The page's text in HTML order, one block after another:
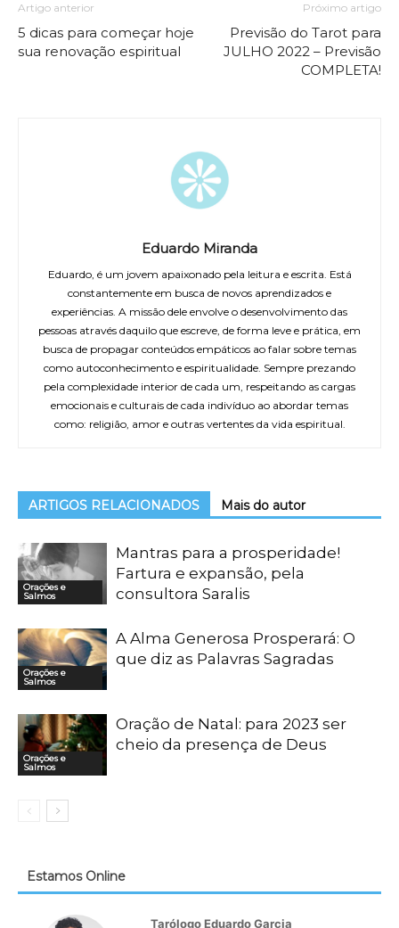
Artigo anterior
5 dicas para começar hoje
sua renovação espiritual
Próximo artigo
Previsão do Tarot para
JULHO 2022 – Previsão
COMPLETA!
Eduardo Miranda
Eduardo, é um jovem apaixonado pela leitura e escrita. Está
constantemente em busca de novos aprendizados e
experiências. A missão dele envolve o desenvolvimento das
pessoas através daquilo que escreve, de forma leve e prática, em
busca de propagar conteúdos empáticos ao falar sobre temas
como autoconhecimento e espiritualidade. Sempre prezando
pela complexidade interior de cada um, respeitando as cargas
emocionais e culturais de cada indivíduo ao abordar temas
como: religião, amor e outras vertentes da vida espiritual.
ARTIGOS RELACIONADOS Mais do autor
Orações e
Salmos
Mantras para a prosperidade!
Fartura e expansão, pela
consultora Saralis
Orações e
Salmos
A Alma Generosa Prosperará: O
que diz as Palavras Sagradas
Orações e
Salmos
Oração de Natal: para 2023 ser
cheio da presença de Deus
Estamos Online